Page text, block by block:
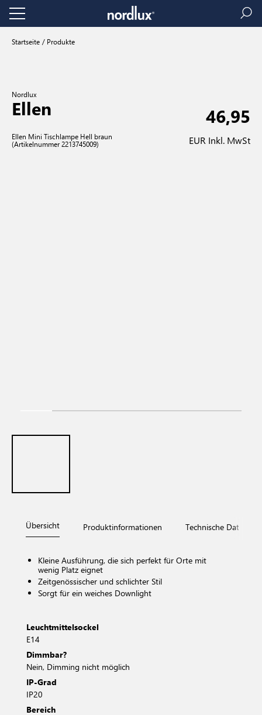
Startseite Produkte
Nordlux
Ellen
Ellen Mini Tischlampe Hell braun
(Artikelnummer 2213745009)
46,95
EUR Inkl. MwSt
Übersicht Produktinformationen Technische Daten
Kleine Ausführung, die sich perfekt für Orte mit
wenig Platz eignet
Zeitgenössischer und schlichter Stil
Sorgt für ein weiches Downlight
Leuchtmittelsockel
E14
Dimmbar?
Nein, Dimming nicht möglich
IP-Grad
IP20
Bereich